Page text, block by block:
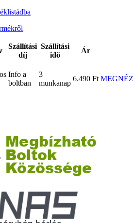
Szállítási
díj
Szállítási
idő
Ár
Info a
boltban
3
munkanap
6.490 Ft